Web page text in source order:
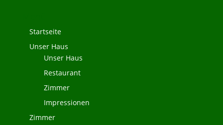
Startseite
Unser Haus
Unser Haus
Restaurant
Zimmer
Impressionen
Zimmer